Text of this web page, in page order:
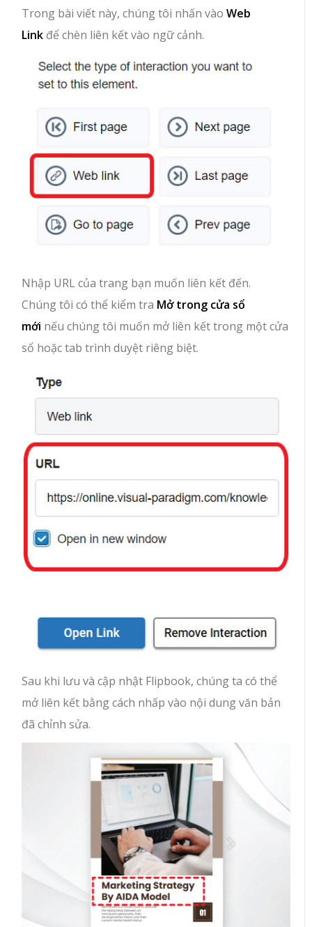
Trong bài viết này, chúng tôi nhấn vàoWeb
Link để chèn liên kết vào ngữ cảnh.
Nhập URL của trang bạn muốn liên kết đến.
Chúng tôi có thể kiểm tra Mở trong cửa sổ
mới nếu chúng tôi muốn mở liên kết trong một cửa
sổ hoặc tab trình duyệt riêng biệt.
Sau khi lưu và cập nhật Flipbook, chúng ta có thể
mở liên kết bằng cách nhấp vào nội dung văn bản
đã chỉnh sửa.